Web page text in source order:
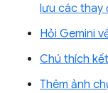
lưu các thay
Hỏi Gemini
Chú thích
Thêm ảnh